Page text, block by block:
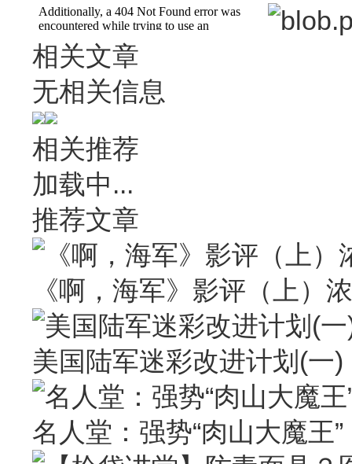
相关文章
无相关信息
相关推荐
加载中...
推荐文章
《啊，海军》影评（上）
美国陆军迷彩改进计划(一)
名人堂：强势“肉山大魔王